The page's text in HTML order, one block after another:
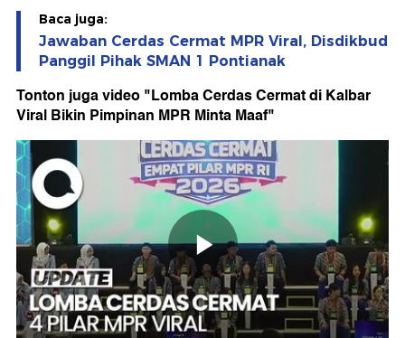
Baca juga:
Jawaban Cerdas Cermat MPR Viral, Disdikbud
Panggil Pihak SMAN 1 Pontianak
Tonton juga video "Lomba Cerdas Cermat di Kalbar
Viral Bikin Pimpinan MPR Minta Maaf"